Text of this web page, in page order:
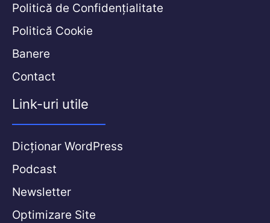
Politică de Confidențialitate
Politică Cookie
Banere
Contact
Link-uri utile
Dicționar WordPress
Podcast
Newsletter
Optimizare Site